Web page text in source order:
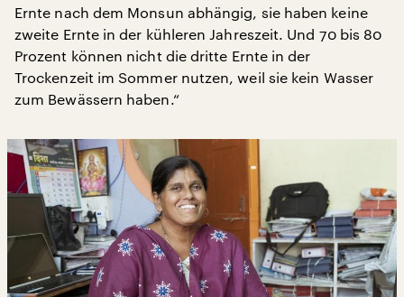
Ernte nach dem Monsun abhängig, sie haben keine
zweite Ernte in der kühleren Jahreszeit. Und 70 bis 80
Prozent können nicht die dritte Ernte in der
Trockenzeit im Sommer nutzen, weil sie kein Wasser
zum Bewässern haben.“